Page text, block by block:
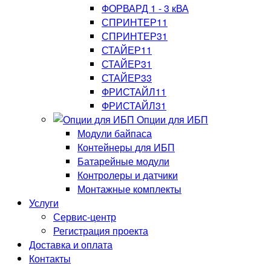
ФОРВАРД 1 - 3 кВА
СПРИНТЕР11
СПРИНТЕР31
СТАЙЕР11
СТАЙЕР31
СТАЙЕР33
ФРИСТАЙЛ11
ФРИСТАЙЛ31
Опции для ИБП
Модули байпаса
Контейнеры для ИБП
Батарейные модули
Контролеры и датчики
Монтажные комплекты
Услуги
Сервис-центр
Регистрация проекта
Доставка и оплата
Контакты